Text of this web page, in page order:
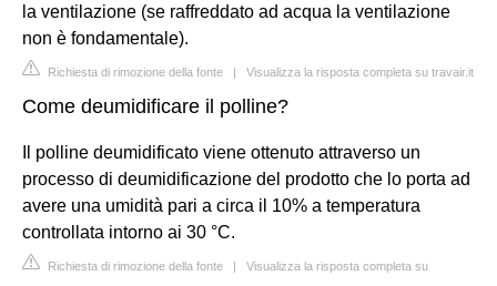
la ventilazione (se raffreddato ad acqua la ventilazione
non è fondamentale).
Richiesta di rimozione della fonte | Visualizza la risposta completa su travair.it
Come deumidificare il polline?
Il polline deumidificato viene ottenuto attraverso un
processo di deumidificazione del prodotto che lo porta ad
avere una umidità pari a circa il 10% a temperatura
controllata intorno ai 30 °C.
Richiesta di rimozione della fonte | Visualizza la risposta completa su